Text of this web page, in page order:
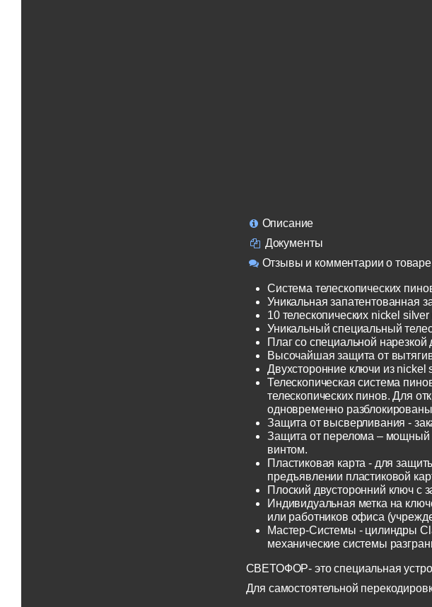
Описание
Документы
Отзывы и комментарии о товаре
Система телескопических
Уникальная запатентованная
10 телескопических nickel
Уникальный специальный
Плаг со специальной нарезкой
Высочайшая защита от
Двухсторонние ключи из nickel
Телескопическая система
телескопических пинов. Для
одновременно
Защита от высверливания -
Защита от перелома – мощный
винтом.
Пластиковая карта - для
предъявлении пластиковой
Плоский двусторонний ключ с
Индивидуальная метка на
или работников офиса
Мастер-Системы - цилиндры
механические системы
СВЕТОФОР- это специальная
Для самостоятельной